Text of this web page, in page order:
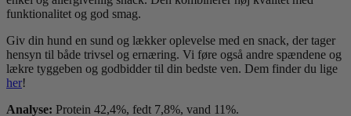
funktionalitet og god smag.
Giv din hund en sund og lækker oplevelse med en snack, der tager
hensyn til både trivsel og ernæring. Vi føre også andre spændene og
lækre tyggeben og godbidder til din bedste ven. Dem finder du lige
her!
Analyse: Protein 42,4%, fedt 7,8%, vand 11%.